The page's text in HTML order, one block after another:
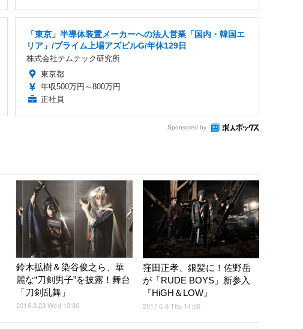
「東京」半導体装置メーカーへの法人営業「国内・韓国エ
リア」/プライム上場アズビルG/年休129日
株式会社テムテック研究所
東京都
年収500万円～800万円
正社員
Sponsored by
鈴木拡樹＆染谷俊之ら、華
麗な“刀剣男子”を披露！舞台
「刀剣乱舞」
2016.3.23 Wed 19:30
窪田正孝、銀髪に！佐野岳
が「RUDE BOYS」新参入
『HiGH＆LOW』
2017.6.8 Thu 14:00